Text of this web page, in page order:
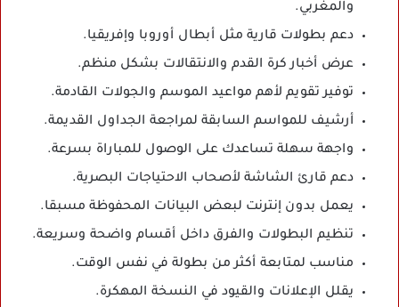
والمغربي.
دعم بطولات قارية مثل أبطال أوروبا وإفريقيا.
عرض أخبار كرة القدم والانتقالات بشكل منظم.
توفير تقويم لأهم مواعيد الموسم والجولات القادمة.
أرشيف للمواسم السابقة لمراجعة الجداول القديمة.
واجهة سهلة تساعدك على الوصول للمباراة بسرعة.
دعم قارئ الشاشة لأصحاب الاحتياجات البصرية.
يعمل بدون إنترنت لبعض البيانات المحفوظة مسبقا.
تنظيم البطولات والفرق داخل أقسام واضحة وسريعة.
مناسب لمتابعة أكثر من بطولة في نفس الوقت.
يقلل الإعلانات والقيود في النسخة المهكرة.